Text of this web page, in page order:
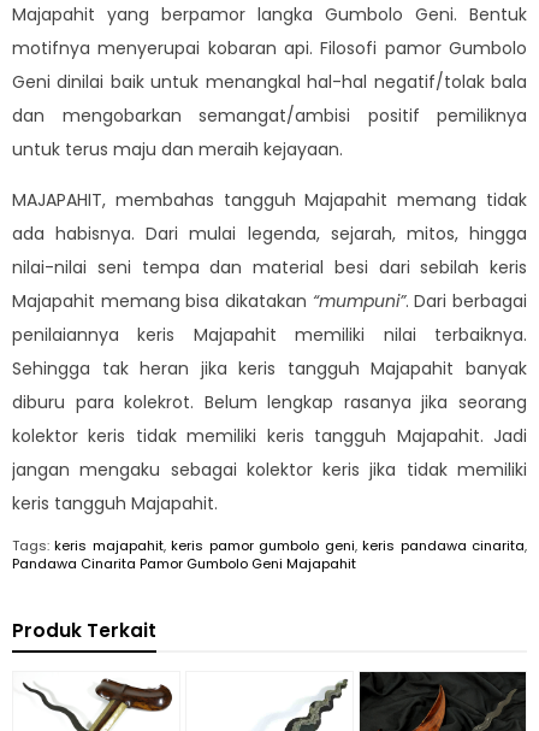
Majapahit yang berpamor langka Gumbolo Geni. Bentuk
motifnya menyerupai kobaran api. Filosofi pamor Gumbolo
Geni dinilai baik untuk menangkal hal-hal negatif/tolak bala
dan mengobarkan semangat/ambisi positif pemiliknya
untuk terus maju dan meraih kejayaan.
MAJAPAHIT, membahas tangguh Majapahit memang tidak
ada habisnya. Dari mulai legenda, sejarah, mitos, hingga
nilai-nilai seni tempa dan material besi dari sebilah keris
Majapahit memang bisa dikatakan “mumpuni”. Dari berbagai
penilaiannya keris Majapahit memiliki nilai terbaiknya.
Sehingga tak heran jika keris tangguh Majapahit banyak
diburu para kolekrot. Belum lengkap rasanya jika seorang
kolektor keris tidak memiliki keris tangguh Majapahit. Jadi
jangan mengaku sebagai kolektor keris jika tidak memiliki
keris tangguh Majapahit.
Tags:keris majapahit,keris pamor gumbolo geni,keris pandawa cinarita,
Pandawa Cinarita Pamor Gumbolo Geni Majapahit
Produk Terkait